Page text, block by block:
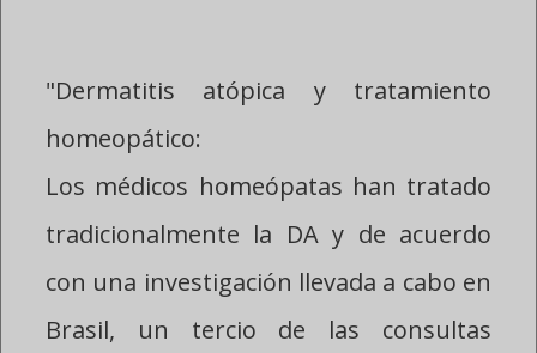
"Dermatitis atópica y tratamiento
homeopático:
Los médicos homeópatas han tratado
tradicionalmente la DA y de acuerdo
con una investigación llevada a cabo en
Brasil, un tercio de las consultas